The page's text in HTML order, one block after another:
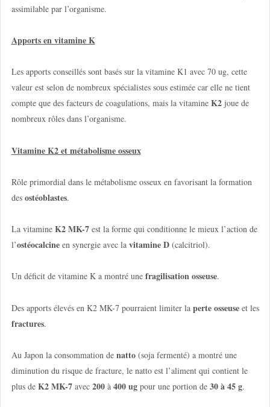
assimilable par l’organisme.
Apports en vitamine K
Les apports conseillés sont basés sur la vitamine K1 avec 70 ug, cette
valeur est selon de nombreux spécialistes sous estimée car elle ne tient
compte que des facteurs de coagulations, mais la vitamine K2joue de
nombreux rôles dans l’organisme.
Vitamine K2 et métabolisme osseux
Rôle primordial dans le métabolisme osseux en favorisant la formation
des ostéoblastes.
La vitamine K2 MK-7 est la forme qui conditionne le mieux l’action de
l’ostéocalcineen synergie avec la vitamine D(calcitriol).
Un déficit de vitamine K a montré une fragilisation osseuse.
Des apports élevés en K2 MK-7 pourraient limiter la perte osseuseet les
fractures.
Au Japon la consommation de natto (soja fermenté) a montré une
diminution du risque de fracture, le natto est l’aliment qui contient le
plus deK2 MK-7avec 200à 400 ugpour une portion de 30 à 45 g.